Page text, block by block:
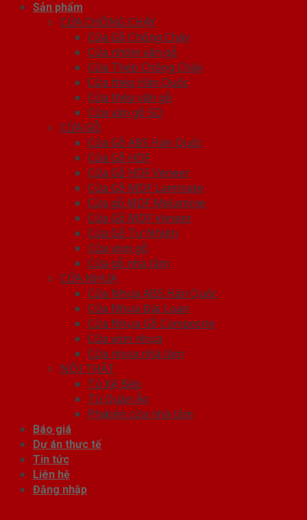
Sản phẩm
CỬA CHỐNG CHÁY
Cửa Gỗ Chống Cháy
Cửa nhôm vân gỗ
Cửa Thép Chống Cháy
Cửa thép Hàn Quốc
Cửa thép vân gỗ
Cửa vân gỗ 5D
CỬA GỖ
Cửa Gỗ ABS Hàn Quốc
Cửa Gỗ HDF
Cửa Gỗ HDF Veneer
Cửa Gỗ MDF Laminate
Cửa gỗ MDF Melamine
Cửa Gỗ MDF Veneer
Cửa Gỗ Tự Nhiên
Cửa vòm gỗ
Cửa gỗ nhà tắm
CỬA NHỰA
Cửa Nhựa ABS Hàn Quốc
Cửa Nhựa Đài Loan
Cửa Nhựa Gỗ Composite
Cửa vòm nhựa
Cửa nhựa nhà tắm
NỘI THẤT
Tủ Kệ Bếp
Tủ Quần Áo
Phụ kiện cửa nhà tắm
Báo giá
Dự án thực tế
Tin tức
Liên hệ
Đăng nhập